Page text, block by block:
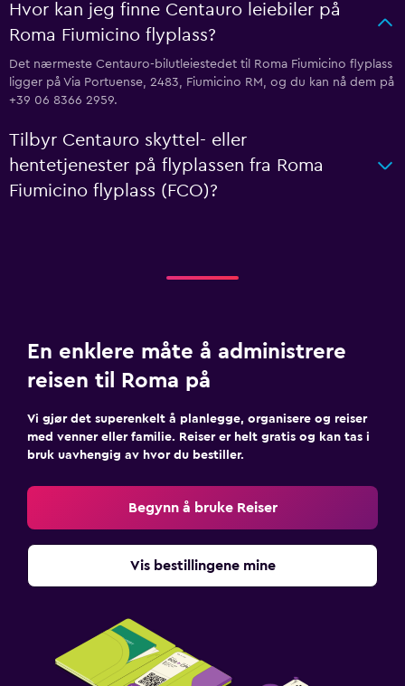
Hvor kan jeg finne Centauro leiebiler på
Roma Fiumicino flyplass?
Det nærmeste Centauro-bilutleiestedet til Roma Fiumicino flyplass
ligger på Via Portuense, 2483, Fiumicino RM, og du kan nå dem på
+39 06 8366 2959.
Tilbyr Centauro skyttel- eller
hentetjenester på flyplassen fra Roma
Fiumicino flyplass (FCO)?
En enklere måte å administrere
reisen til Roma på
Vi gjør det superenkelt å planlegge, organisere og reiser
med venner eller familie. Reiser er helt gratis og kan tas i
bruk uavhengig av hvor du bestiller.
Begynn å bruke Reiser
Vis bestillingene mine